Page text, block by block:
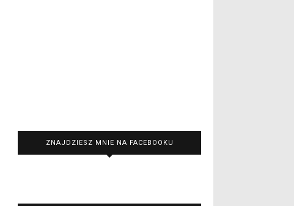
ZNAJDZIESZ MNIE NA FACEBOOKU